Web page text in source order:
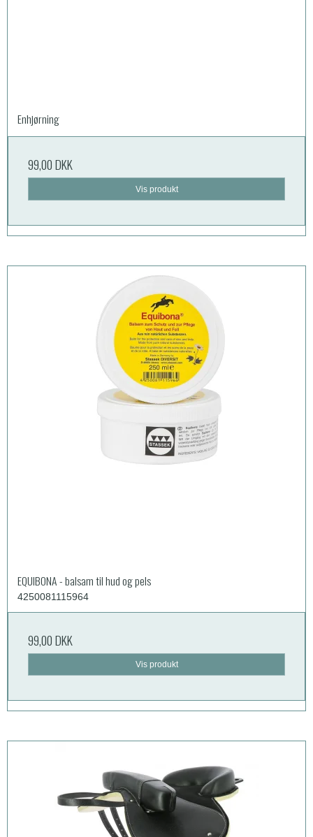
Enhjørning
99,00 DKK
Vis produkt
EQUIBONA - balsam til hud og pels
4250081115964
99,00 DKK
Vis produkt